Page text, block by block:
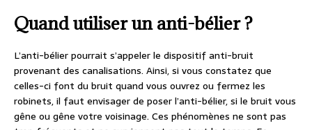
Quand utiliser un anti-bélier ?
L’anti-bélier pourrait s’appeler le dispositif anti-bruit
provenant des canalisations. Ainsi, si vous constatez que
celles-ci font du bruit quand vous ouvrez ou fermez les
robinets, il faut envisager de poser l’anti-bélier, si le bruit vous
gêne ou gêne votre voisinage. Ces phénomènes ne sont pas